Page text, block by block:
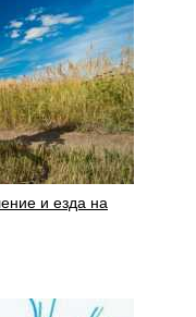
и езда на